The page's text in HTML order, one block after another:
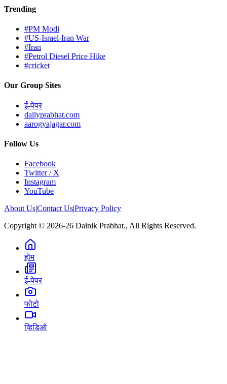
Trending
#PM Modi
#US-Israel-Iran War
#Iran
#Petrol Diesel Price Hike
#cricket
Our Group Sites
ई-पेपर
dailyprabhat.com
aarogyajagar.com
Follow Us
Facebook
Twitter / X
Instagram
YouTube
About Us|Contact Us|Privacy Policy
Copyright © 2026-26 Dainik Prabhat., All Rights Reserved.
होम
ई-पेपर
फोटो
व्हिडिओ